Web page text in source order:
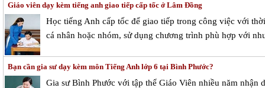
Giáo viên dạy kèm tiếng anh giao tiếp cấp tốc ở Lâm Đồng
Học tiếng Anh cấp tốc để giao tiếp trong công việc với
cá nhân hoặc nhóm, sử dụng chương trình phù hợp với
Bạn cần gia sư dạy kèm môn Tiếng Anh lớp 6 tại Bình Phước?
Gia sư Bình Phước với tập thể Giáo Viên nhiều năm nhận